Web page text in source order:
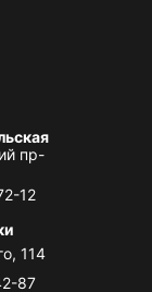
пр-
12
114
87